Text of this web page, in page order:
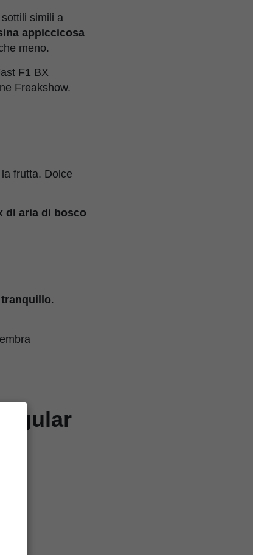
simili a
appiccicosa
meno.
F1 BX
Freakshow.
frutta. Dolce
di aria di bosco
.